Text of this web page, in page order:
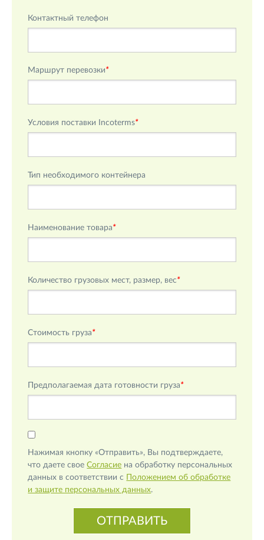
Контактный телефон
Маршрут перевозки*
Условия поставки Incoterms*
Тип необходимого контейнера
Наименование товара*
Количество грузовых мест, размер, вес*
Стоимость груза*
Предполагаемая дата готовности груза*
Нажимая кнопку «Отправить», Вы подтверждаете,
что даете своеСогласие на обработку персональных
данных в соответствии с
Положением об обработке
и защите персональных данных.